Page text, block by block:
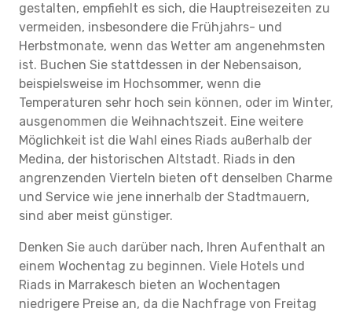
gestalten, empfiehlt es sich, die Hauptreisezeiten zu
vermeiden, insbesondere die Frühjahrs- und
Herbstmonate, wenn das Wetter am angenehmsten
ist. Buchen Sie stattdessen in der Nebensaison,
beispielsweise im Hochsommer, wenn die
Temperaturen sehr hoch sein können, oder im Winter,
ausgenommen die Weihnachtszeit. Eine weitere
Möglichkeit ist die Wahl eines Riads außerhalb der
Medina, der historischen Altstadt. Riads in den
angrenzenden Vierteln bieten oft denselben Charme
und Service wie jene innerhalb der Stadtmauern,
sind aber meist günstiger.
Denken Sie auch darüber nach, Ihren Aufenthalt an
einem Wochentag zu beginnen. Viele Hotels und
Riads in Marrakesch bieten an Wochentagen
niedrigere Preise an, da die Nachfrage von Freitag